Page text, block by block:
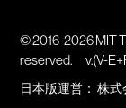
© 2016-2026 MIT
reserved.
v.(V-
日本版運営：株式